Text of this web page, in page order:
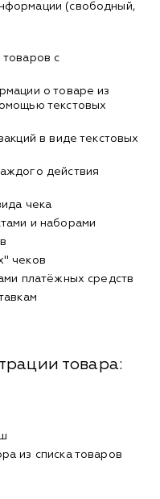
(свободный,
с
о товаре из
текстовых
в виде текстовых
действия
чека
и наборами
чеков
платёжных средств
товара:
из списка товаров